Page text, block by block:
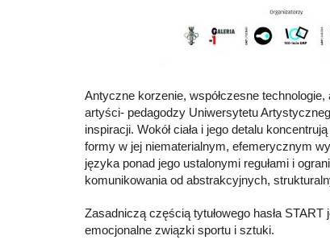
Antyczne korzenie, współczesne
artyści- pedagodzy Uniwersytetu
inspiracji. Wokół ciała i jego detalu
formy w jej niematerialnym, efemerycznym
języka ponad jego ustalonymi regułami i
komunikowania od abstrakcyjnych,
Zasadniczą częścią tytułowego hasła
emocjonalne związki sportu i sztuki.